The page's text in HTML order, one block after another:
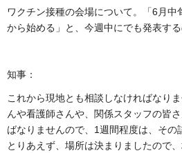
ワクチン接種の会場について。「6月中
から始める」と、今週中にでも発表する
知事：
これから現地とも相談しなければなり
んや看護師さんや、関係スタッフの皆
ばなりませんので、1週間程度は、その
とりあえず、場所は決まりましたので